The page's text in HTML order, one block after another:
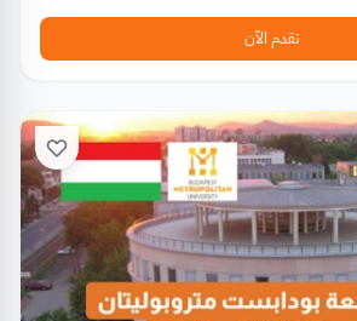
تقدم الآن